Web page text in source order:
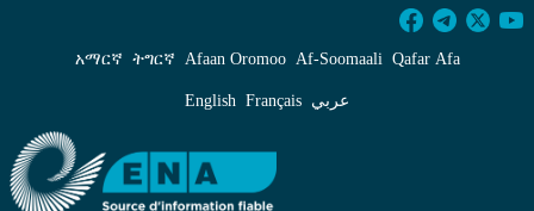
Deuxième session du comité des hauts
አማርኛ ትግርኛ Afaan Oromoo Af‑Soomaali Qafar Afa
English Français عربي